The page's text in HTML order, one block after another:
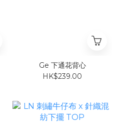
Ge 下通花背心
HK$239.00